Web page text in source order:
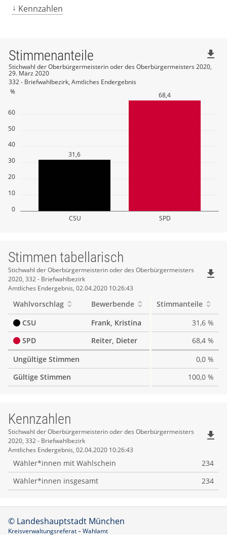
Kennzahlen
0
10
20
30
40
50
60
%
CSU SPD
31,6
68,4
Stimmenanteile
Stichwahl der Oberbürgermeisterin oder des Oberbürgermeisters 2020,
29. März 2020
332 - Briefwahlbezirk, Amtliches Endergebnis
file_download
Stimmen tabellarisch
Stimmen
tabellarisch
Stichwahl der Oberbürgermeisterin oder des Oberbürgermeisters
2020, 332 - Briefwahlbezirk
Amtliches Endergebnis, 02.04.2020 10:26:43
file_download
Wahlvorschlag Bewerbende
Stimmanteile
CSU
Frank, Kristina
31,6 %
SPD
Reiter, Dieter
68,4 %
Ungültige Stimmen
0,0 %
Gültige Stimmen
100,0 %
Kennzahlen
Kennzahlen
Stichwahl der Oberbürgermeisterin oder des Oberbürgermeisters
2020, 332 - Briefwahlbezirk
Amtliches Endergebnis, 02.04.2020 10:26:43
file_download
Wähler*innen mit Wahlschein
234
Wähler*innen insgesamt
234
© Landeshauptstadt München
Kreisverwaltungsreferat – Wahlamt